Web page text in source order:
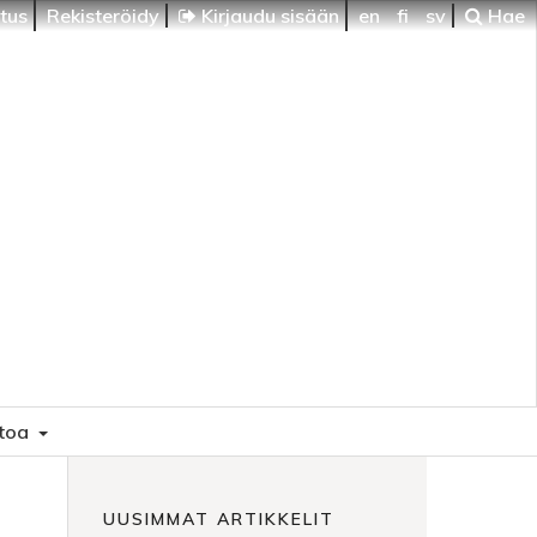
Rekisteröidy Kirjaudu sisään en fi sv Hae
UUSIMMAT ARTIKKELIT